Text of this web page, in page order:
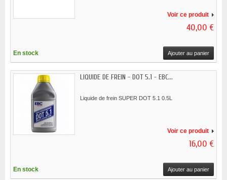
Voir ce produit
40,00 €
En stock Ajouter au panier
LIQUIDE DE FREIN - DOT 5.1 - EBC...
Liquide de frein SUPER DOT 5.1 0.5L
Voir ce produit
16,00 €
En stock Ajouter au panier